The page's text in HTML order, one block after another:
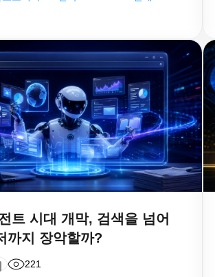
트 시대 개막, 검색을 넘어
까지 장악할까?
221